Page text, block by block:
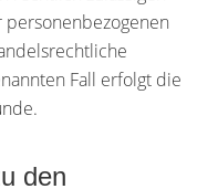
Fall erfolgt die
den